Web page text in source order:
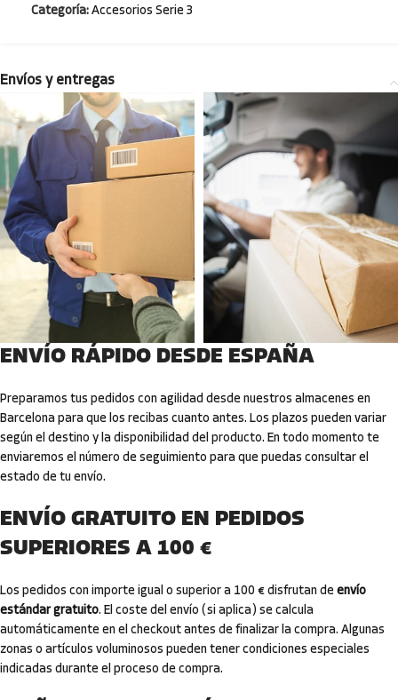
Categoría: Accesorios Serie 3
Envíos y entregas
ENVÍO RÁPIDO DESDE ESPAÑA
Preparamos tus pedidos con agilidad desde nuestros almacenes en
Barcelona para que los recibas cuanto antes. Los plazos pueden variar
según el destino y la disponibilidad del producto. En todo momento te
enviaremos el número de seguimiento para que puedas consultar el
estado de tu envío.
ENVÍO GRATUITO EN PEDIDOS
SUPERIORES A 100 €
Los pedidos con importe igual o superior a 100 € disfrutan de envío
estándar gratuito. El coste del envío (si aplica) se calcula
automáticamente en el checkout antes de finalizar la compra. Algunas
zonas o artículos voluminosos pueden tener condiciones especiales
indicadas durante el proceso de compra.